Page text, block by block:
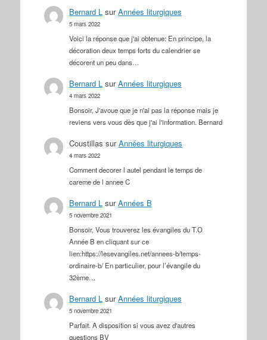
Bernard LsurAnnées liturgiques
5 mars 2022
Voici la réponse que j'ai obtenue: En principe, la
décoration deux temps forts du calendrier se
décorent un peu dans…
Bernard LsurAnnées liturgiques
4 mars 2022
Bonsoir, J'avoue que je n'ai pas la réponse mais je
reviens vers vous dès que j'ai l'information. Bernard
Coustillas surAnnées liturgiques
4 mars 2022
Comment decorer l autel pendant le temps de
careme de l annee C
Bernard LsurAnnées B
5 novembre 2021
Bonsoir, Vous trouverez les évangiles du T.O
Année B en cliquant sur ce
lien:https://lesevangiles.net/annees-b/temps-
ordinaire-b/ En particulier, pour l’évangile du
32ème…
Bernard LsurAnnées liturgiques
5 novembre 2021
Parfait. A disposition si vous avez d'autres
questions BV